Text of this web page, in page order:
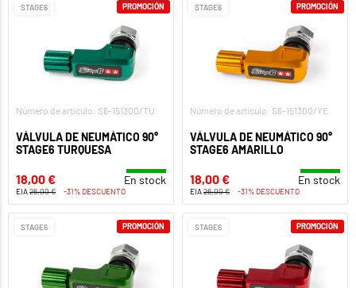
STAGE6
Número de artículo: S6-151300/TU
VÁLVULA DE NEUMÁTICO 90°
STAGE6 TURQUESA
18,00 € En stock
EIA26,00 € -31% DESCUENTO
PROMOCIÓN STAGE6
Número de artículo: S6-151300/YE
VÁLVULA DE NEUMÁTICO 90°
STAGE6 AMARILLO
18,00 € En stock
EIA26,00 € -31% DESCUENTO
PROMOCIÓN
STAGE6 PROMOCIÓN STAGE6 PROMOCIÓN